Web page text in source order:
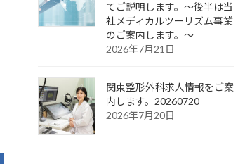
てご説明します。～後半は当
社メディカルツーリズム事業
のご案内します。～
2026年7月21日
関東整形外科求人情報をご案
内します。20260720
2026年7月20日